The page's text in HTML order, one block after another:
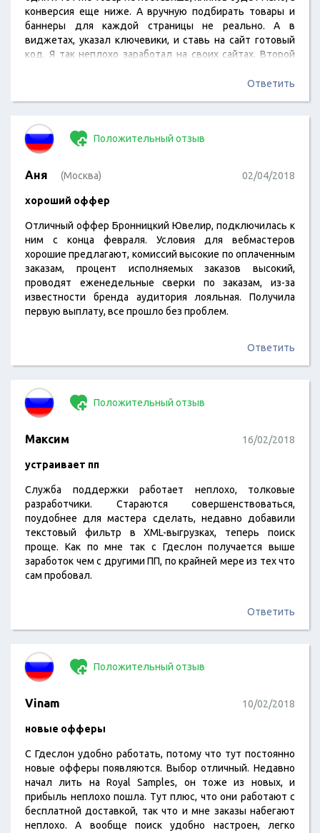
конверсия еще ниже. А вручную подбирать товары и
баннеры для каждой страницы не реально. А в
виджетах, указал ключевики, и ставь на сайт готовый
код. Я так неплохо заработал на своих сайтах. Второй
любую тематику что-то найдешь и это реальные
Ответить
Положительный отзыв
Аня (Москва) 02/04/2018
хороший оффер
Отличный оффер Бронницкий Ювелир, подключилась к
ним с конца февраля. Условия для вебмастеров
хорошие предлагают, комиссий высокие по оплаченным
заказам, процент исполняемых заказов высокий,
проводят еженедельные сверки по заказам, из-за
известности бренда аудитория лояльная. Получила
первую выплату, все прошло без проблем.
Ответить
Положительный отзыв
Максим 16/02/2018
устраивает пп
Служба поддержки работает неплохо, толковые
разработчики. Стараются совершенствоваться,
поудобнее для мастера сделать, недавно добавили
текстовый фильтр в XML-выгрузках, теперь поиск
проще. Как по мне так с Гдеслон получается выше
заработок чем с другими ПП, по крайней мере из тех что
сам пробовал.
Ответить
Положительный отзыв
Vinam 10/02/2018
новые офферы
С Гдеслон удобно работать, потому что тут постоянно
новые офферы появляются. Выбор отличный. Недавно
начал лить на Royal Samples, он тоже из новых, и
прибыль неплохо пошла. Тут плюс, что они работают с
бесплатной доставкой, так что и мне заказы набегают
неплохо. А вообще поиск удобно настроен, легко